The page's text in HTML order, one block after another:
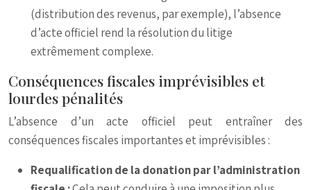
(distribution des revenus, par exemple), l’absence
d’acte officiel rend la résolution du litige
extrêmement complexe.
Conséquences fiscales imprévisibles et
lourdes pénalités
L’absence d’un acte officiel peut entraîner des
conséquences fiscales importantes et imprévisibles :
Requalification de la donation par l’administration